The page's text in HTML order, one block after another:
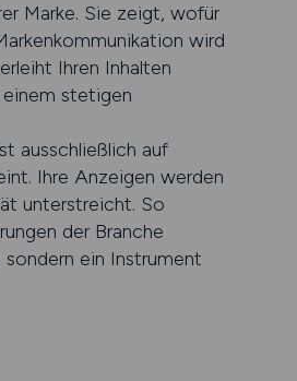
Marke. Sie zeigt, wofür
wird
Ihren Inhalten
stetigen
ausschließlich auf
Ihre Anzeigen werden
unterstreicht. So
der Branche
ein Instrument